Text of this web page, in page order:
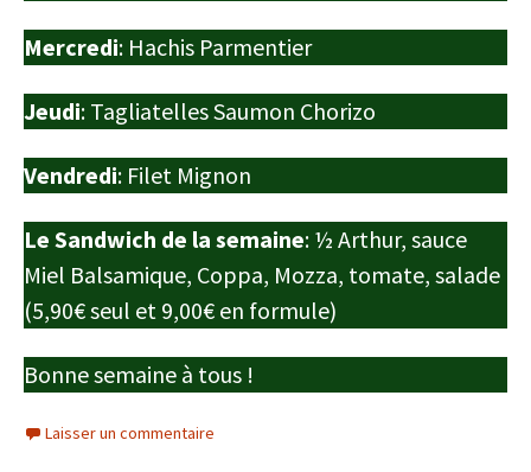
Mercredi: Hachis Parmentier
Jeudi: Tagliatelles Saumon Chorizo
Vendredi: Filet Mignon
Le Sandwich de la semaine: ½ Arthur, sauce
Miel Balsamique, Coppa, Mozza, tomate, salade
(5,90€ seul et 9,00€ en formule)
Bonne semaine à tous !
Laisser un commentaire